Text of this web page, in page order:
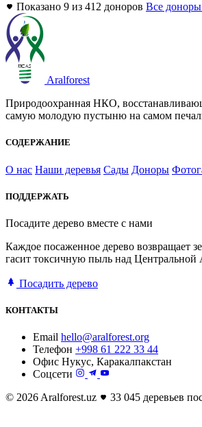
Показано 9 из 412 доноров Все доноры
Aralforest
Природоохранная НКО,
самую молодую пустыню на самом
СОДЕРЖАНИЕ
О нас Наши деревья Сады Доноры
ПОДДЕРЖАТЬ
Посадите дерево вместе с нами
Каждое посаженное дерево возвращает
гасит токсичную пыль над Центральной
Посадить дерево
КОНТАКТЫ
Email hello@aralforest.org
Телефон +998 61 222 33 44
Офис Нукус, Каракалпакстан
Соцсети
© 2026 Aralforest.uz
33 045 деревьев